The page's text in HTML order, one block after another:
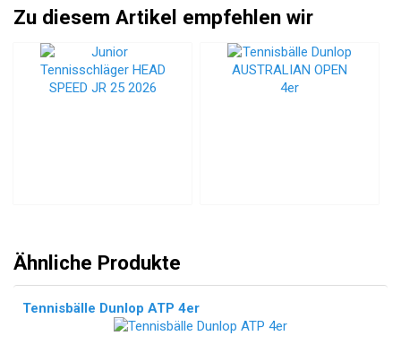
Zu diesem Artikel empfehlen wir
Ähnliche Produkte
Tennisbälle Dunlop ATP 4er